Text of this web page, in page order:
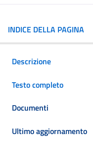
INDICE DELLA PAGINA
Descrizione
Testo completo
Documenti
Ultimo aggiornamento